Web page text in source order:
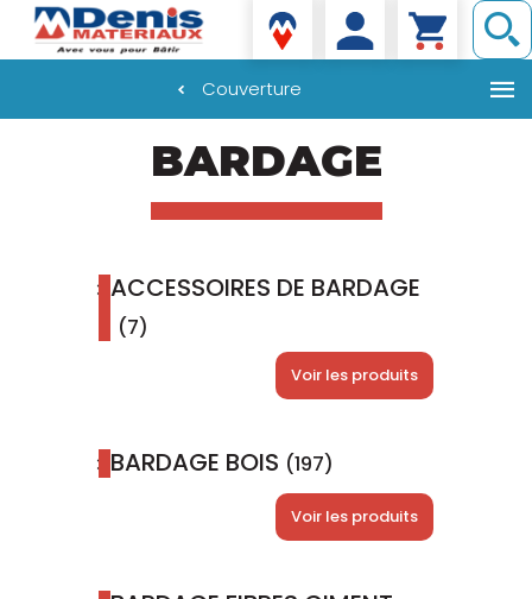
Denis matériaux
Couverture
BARDAGE
ACCESSOIRES DE BARDAGE
(7)
Voir les produits
BARDAGE BOIS (197)
Voir les produits